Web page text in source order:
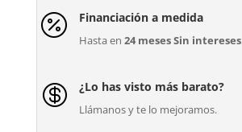
 Financiación a medida
Hasta en 24 meses Sin intereses
 ¿Lo has visto más barato?
Llámanos y te lo mejoramos.